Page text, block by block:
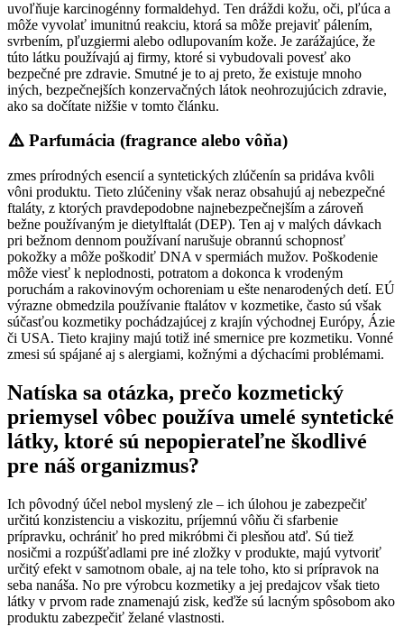
uvoľňuje karcinogénny formaldehyd. Ten dráždi kožu, oči, pľúca a
môže vyvolať imunitnú reakciu, ktorá sa môže prejaviť pálením,
svrbením, pľuzgiermi alebo odlupovaním kože. Je zarážajúce, že
túto látku používajú aj firmy, ktoré si vybudovali povesť ako
bezpečné pre zdravie. Smutné je to aj preto, že existuje mnoho
iných, bezpečnejších konzervačných látok neohrozujúcich zdravie,
ako sa dočítate nižšie v tomto článku.
Parfumácia (fragrance alebo vôňa)
zmes prírodných esencií a syntetických zlúčenín sa pridáva kvôli
vôni produktu. Tieto zlúčeniny však neraz obsahujú aj nebezpečné
ftaláty, z ktorých pravdepodobne najnebezpečnejším a zároveň
bežne používaným je dietylftalát (DEP). Ten aj v malých dávkach
pri bežnom dennom používaní narušuje obrannú schopnosť
pokožky a môže poškodiť DNA v spermiách mužov. Poškodenie
môže viesť k neplodnosti, potratom a dokonca k vrodeným
poruchám a rakovinovým ochoreniam u ešte nenarodených detí. EÚ
výrazne obmedzila používanie ftalátov v kozmetike, často sú však
súčasťou kozmetiky pochádzajúcej z krajín východnej Európy, Ázie
či USA. Tieto krajiny majú totiž iné smernice pre kozmetiku. Vonné
zmesi sú spájané aj s alergiami, kožnými a dýchacími problémami.
Natíska sa otázka, prečo kozmetický
priemysel vôbec používa umelé syntetické
látky, ktoré sú nepopierateľne škodlivé
pre náš organizmus?
Ich pôvodný účel nebol myslený zle – ich úlohou je zabezpečiť
určitú konzistenciu a viskozitu, príjemnú vôňu či sfarbenie
prípravku, ochrániť ho pred mikróbmi či plesňou atď. Sú tiež
nosičmi a rozpúšťadlami pre iné zložky v produkte, majú vytvoriť
určitý efekt v samotnom obale, aj na tele toho, kto si prípravok na
seba nanáša. No pre výrobcu kozmetiky a jej predajcov však tieto
látky v prvom rade znamenajú zisk, keďže sú lacným spôsobom ako
produktu zabezpečiť želané vlastnosti.